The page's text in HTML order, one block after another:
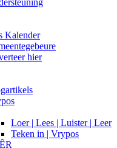
Kalender
hier
Loer | Lees | Luister | Leer
Teken in | Vrypos